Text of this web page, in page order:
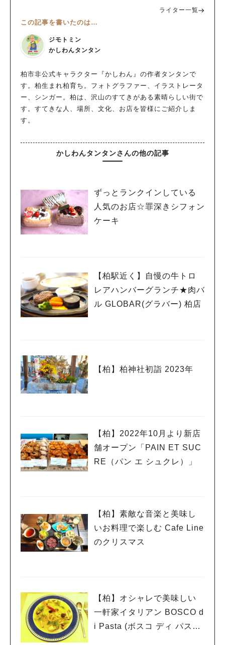
ライター一覧
この記事を書いたのは…
ジモトミン
かしわんタンタン
柏市非公式キャラクター『かしわん』の作者タンタンで
す。柏生まれ柏育ち。フォトグラファー、イラストレータ
ー、シンガー。柏は、沢山のすてきがある素晴らしい街で
す。すてきな人、場所、文化、お店を皆様にご紹介しま
す。
かしわんタンタンさんの他の記事
ずっとランクインしている
人気のお店☆罪深きシフォン
ケーキ
【柏駅近く】自慢の牛トロ
レアハンバーグランチ★肉バ
ル GLOBAR(グラバー) 柏店
【柏】柏神社初詣 2023年
【柏】2022年10月より新店
舗オープン「PAIN ET SUC
RE（パン エ シュクレ）」
【柏】素敵な音楽と美味し
いお料理で楽しむ Cafe Line
のクリスマス
【柏】オシャレで美味しい
一軒家イタリアン BOSCO d
i Pasta (ボスコ ディ パスタ)